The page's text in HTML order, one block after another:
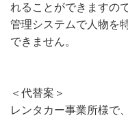
れることができますので
管理システムで人物を
できません。
＜代替案＞
レンタカー事業所様で